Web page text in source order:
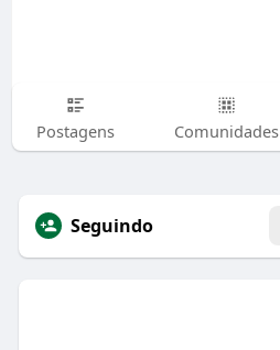
Postagens Comunidades
Seguindo